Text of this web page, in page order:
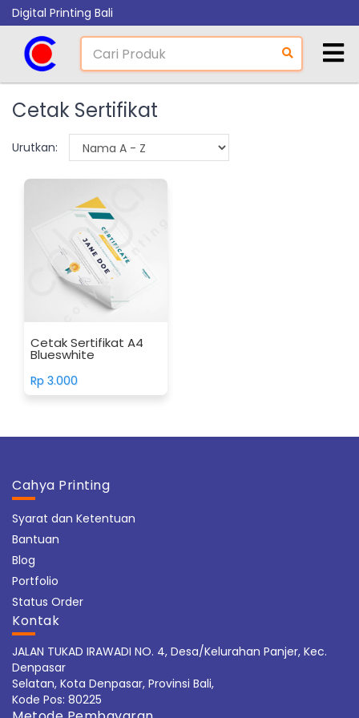
Digital Printing Bali
Cetak Sertifikat
Urutkan:
Cetak Sertifikat A4
Blueswhite
Rp 3.000
Cahya Printing
Syarat dan Ketentuan
Bantuan
Blog
Portfolio
Status Order
Kontak
JALAN TUKAD IRAWADI NO. 4, Desa/Kelurahan Panjer, Kec.
Denpasar
Selatan, Kota Denpasar, Provinsi Bali,
Kode Pos: 80225